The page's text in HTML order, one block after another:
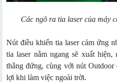
Các ngõ ra tia laser của máy
Nút điều khiển tia laser cảm ứng
tia laser nằm ngang sẽ xuất
thẳng đứng, cùng với nút Outdoor
lợi khi làm việc ngoài trời.